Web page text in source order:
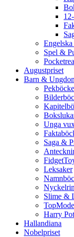
Spel &
Pocketrea
Augustpriset
Barn &
Unga
Saga &
Leksaker
Slime &
Harry
Hallandiana
Nobelpriset